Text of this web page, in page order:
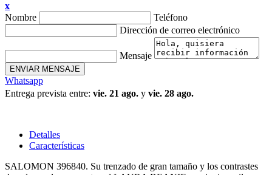
x
Nombre
Teléfono
Dirección de correo electrónico
Mensaje
ENVIAR MENSAJE
Whatsapp
Entrega prevista entre: vie. 21 ago. y vie. 28 ago.
Detalles
Características
SALOMON 396840. Su trenzado de gran tamaño y los contrastes